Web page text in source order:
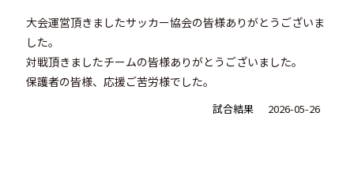
大会運営頂きましたサッカー協会の皆様ありがとうございま
した。
対戦頂きましたチームの皆様ありがとうございました。
保護者の皆様、応援ご苦労様でした。
試合結果 2026-05-26